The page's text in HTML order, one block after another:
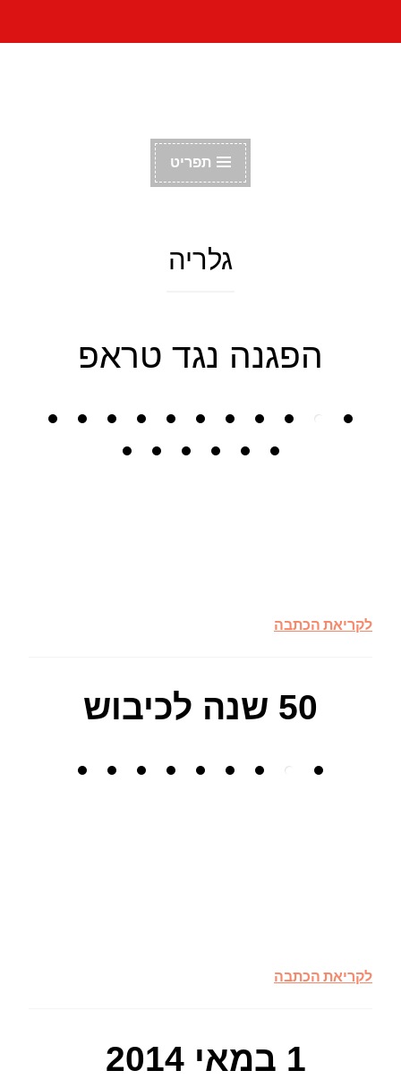
הפורום הקומוניסטי
הישראלי
תפריט
גלריה
הפגנה נגד טראפ
לקריאת הכתבה
50 שנה לכיבוש
לקריאת הכתבה
1 במאי 2014